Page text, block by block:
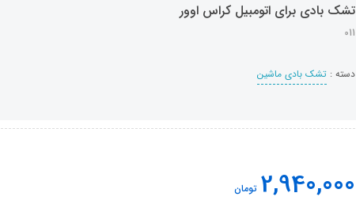
تشک بادی برای اتومبیل کراس اوور
011
دسته : تشک بادی ماشین
2,940,000 تومان